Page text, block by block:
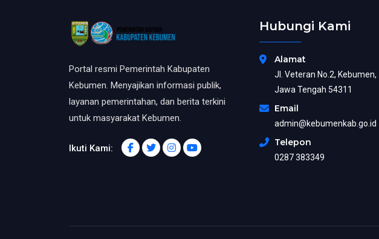
Portal resmi Pemerintah Kabupaten
Kebumen. Menyajikan informasi publik,
layanan pemerintahan, dan berita terkini
untuk masyarakat Kebumen.
Ikuti Kami:
Hubungi Kami
Alamat
Jl. Veteran No.2, Kebumen,
Jawa Tengah 54311
Email
admin@kebumenkab.go.id
Telepon
0287 383349